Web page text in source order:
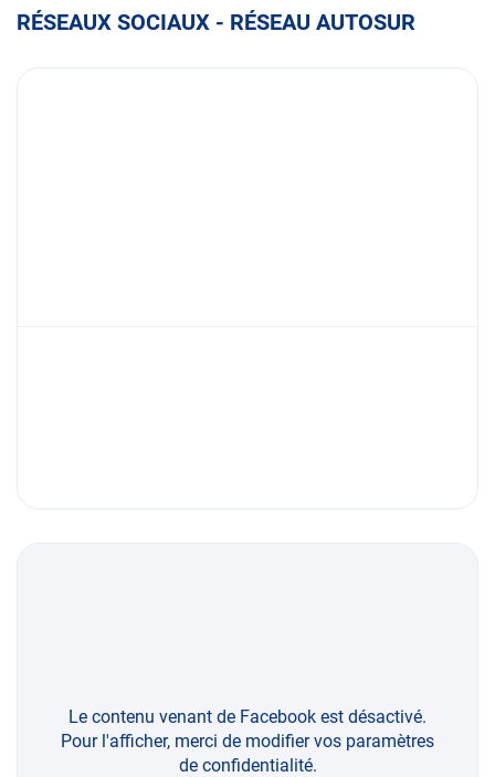
RÉSEAUX SOCIAUX - RÉSEAU AUTOSUR
Le contenu venant de Facebook est désactivé.
Pour l'afficher, merci de modifier vos paramètres
de confidentialité.